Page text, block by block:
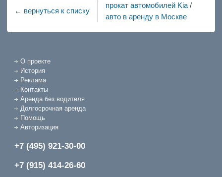
← вернуться к списку
прокат автомобилей Kia /
авто в аренду в Москве
О проекте
История
Реклама
Контакты
Аренда без водителя
Долгосрочная аренда
Помощь
Авторизация
+7 (495) 921-30-00
+7 (915) 414-26-60